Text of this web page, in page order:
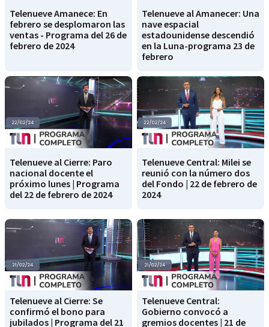
Telenueve Amanece: En
febrero se desplomaron las
ventas - Programa del 26 de
febrero de 2024
Telenueve al Amanecer: Una
nave espacial
estadounidense descendió
en la Luna-programa 23 de
febrero
Telenueve al Cierre: Paro
nacional docente el
próximo lunes | Programa
del 22 de febrero de 2024
Telenueve Central: Milei se
reunió con la número dos
del Fondo | 22 de febrero de
2024
Telenueve al Cierre: Se
confirmó el bono para
jubilados | Programa del 21
Telenueve Central:
Gobierno convocó a
gremios docentes | 21 de